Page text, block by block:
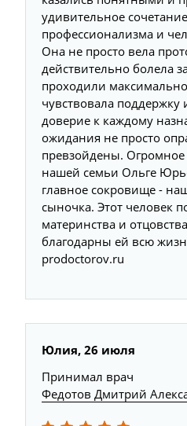
удивительное
профессионализма и
Она не просто вела
действительно болела
проходили
чувствовала поддержку
доверие к каждому
ожидания не просто
превзойдены. Огромное
нашей семьи Ольге
главное сокровище -
сыночка. Этот человек
материнства и
благодарны ей всю
prodoctorov.ru
Юлия, 26 июля
Принимал врач
Федотов Дмитрий